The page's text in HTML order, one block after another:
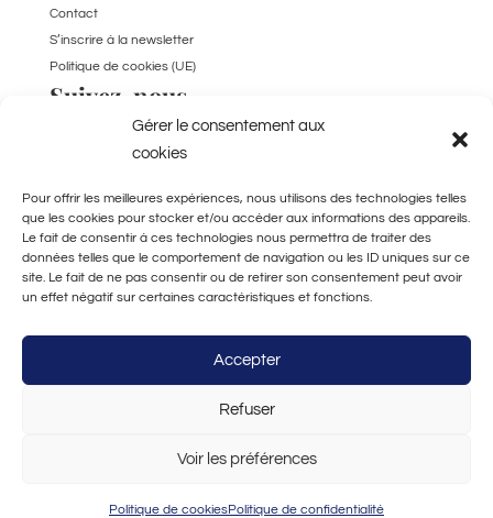
Gérer le consentement aux
cookies
Pour offrir les meilleures expériences, nous utilisons des technologies telles
que les cookies pour stocker et/ou accéder aux informations des appareils.
Le fait de consentir à ces technologies nous permettra de traiter des
données telles que le comportement de navigation ou les ID uniques sur ce
site. Le fait de ne pas consentir ou de retirer son consentement peut avoir
un effet négatif sur certaines caractéristiques et fonctions.
Accepter
Refuser
Voir les préférences
Politique de cookiesPolitique de confidentialité
Contact
S’inscrire à la newsletter
Politique de cookies (UE)
Suivez-nous
TikTok
Politique de confidentialité